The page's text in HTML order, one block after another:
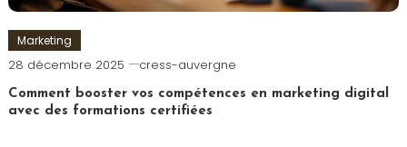
Marketing
28 décembre 2025 cress-auvergne
Comment booster vos compétences en marketing digital
avec des formations certifiées